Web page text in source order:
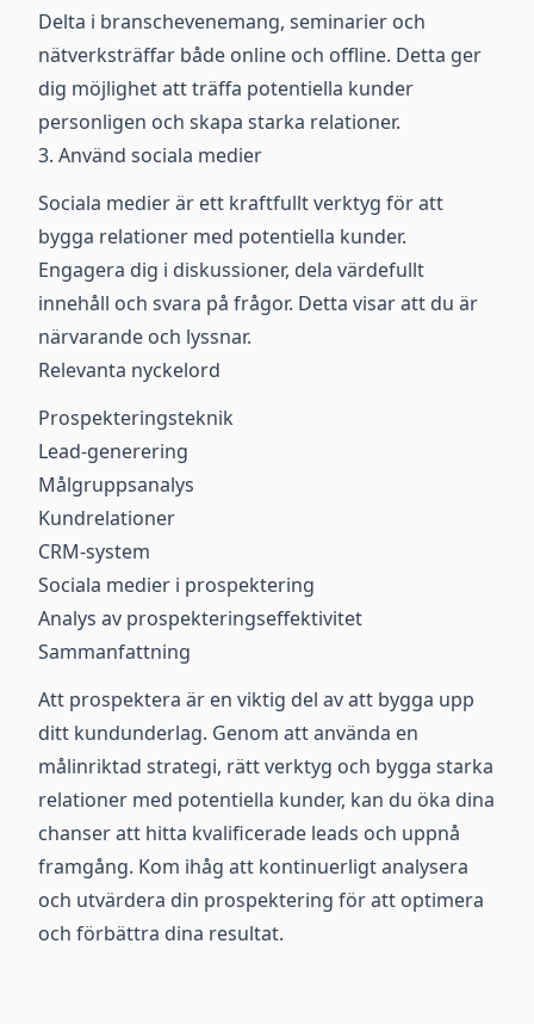
Delta i branschevenemang, seminarier och
nätverksträffar både online och offline. Detta ger
dig möjlighet att träffa potentiella kunder
personligen och skapa starka relationer.
3. Använd sociala medier
Sociala medier är ett kraftfullt verktyg för att
bygga relationer med potentiella kunder.
Engagera dig i diskussioner, dela värdefullt
innehåll och svara på frågor. Detta visar att du är
närvarande och lyssnar.
Relevanta nyckelord
Prospekteringsteknik
Lead-generering
Målgruppsanalys
Kundrelationer
CRM-system
Sociala medier i prospektering
Analys av prospekteringseffektivitet
Sammanfattning
Att prospektera är en viktig del av att bygga upp
ditt kundunderlag. Genom att använda en
målinriktad strategi, rätt verktyg och bygga starka
relationer med potentiella kunder, kan du öka dina
chanser att hitta kvalificerade leads och uppnå
framgång. Kom ihåg att kontinuerligt analysera
och utvärdera din prospektering för att optimera
och förbättra dina resultat.